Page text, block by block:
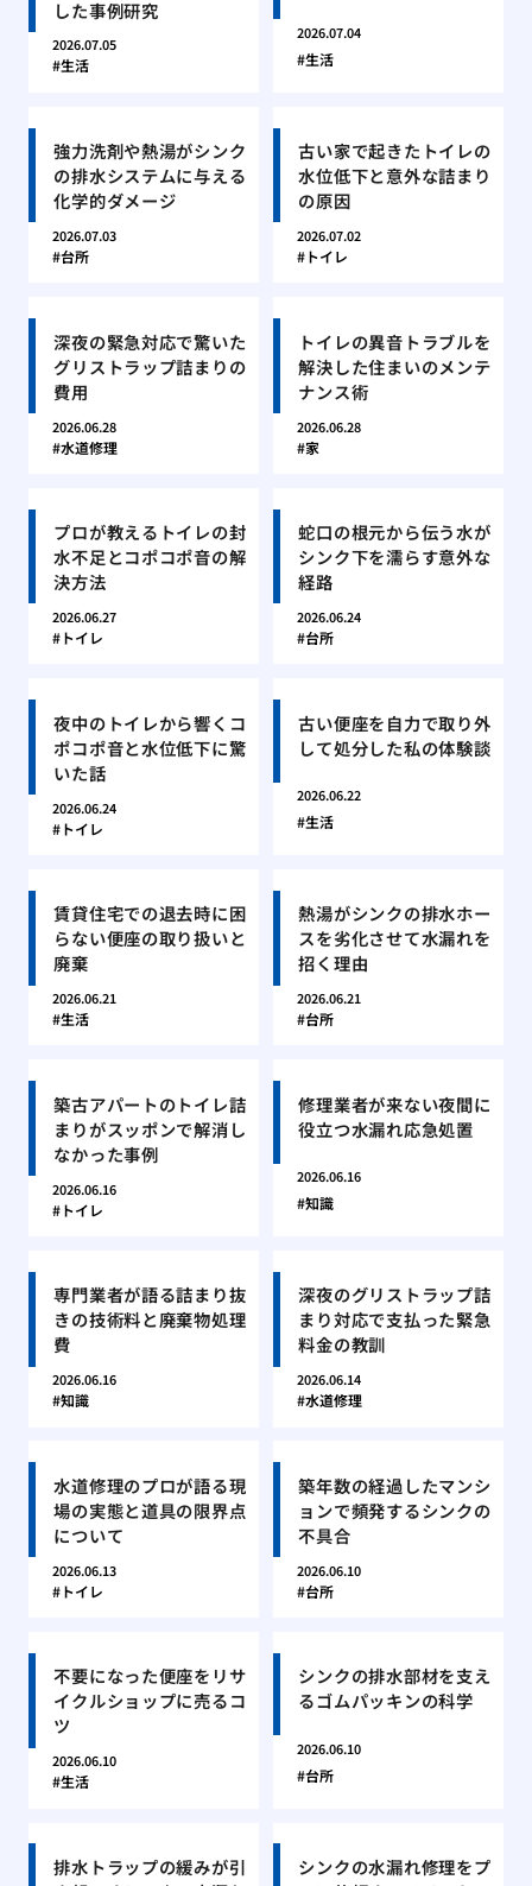
した事例研究
2026.07.05
生活
2026.07.04
生活
強力洗剤や熱湯がシンク
の排水システムに与える
化学的ダメージ
2026.07.03
台所
古い家で起きたトイレの
水位低下と意外な詰まり
の原因
2026.07.02
トイレ
深夜の緊急対応で驚いた
グリストラップ詰まりの
費用
2026.06.28
水道修理
トイレの異音トラブルを
解決した住まいのメンテ
ナンス術
2026.06.28
家
プロが教えるトイレの封
水不足とコポコポ音の解
決方法
2026.06.27
トイレ
蛇口の根元から伝う水が
シンク下を濡らす意外な
経路
2026.06.24
台所
夜中のトイレから響くコ
ポコポ音と水位低下に驚
いた話
2026.06.24
トイレ
古い便座を自力で取り外
して処分した私の体験談
2026.06.22
生活
賃貸住宅での退去時に困
らない便座の取り扱いと
廃棄
2026.06.21
生活
熱湯がシンクの排水ホー
スを劣化させて水漏れを
招く理由
2026.06.21
台所
築古アパートのトイレ詰
まりがスッポンで解消し
なかった事例
2026.06.16
トイレ
修理業者が来ない夜間に
役立つ水漏れ応急処置
2026.06.16
知識
専門業者が語る詰まり抜
きの技術料と廃棄物処理
費
2026.06.16
知識
深夜のグリストラップ詰
まり対応で支払った緊急
料金の教訓
2026.06.14
水道修理
水道修理のプロが語る現
場の実態と道具の限界点
について
2026.06.13
トイレ
築年数の経過したマンシ
ョンで頻発するシンクの
不具合
2026.06.10
台所
不要になった便座をリサ
イクルショップに売るコ
ツ
2026.06.10
生活
シンクの排水部材を支え
るゴムパッキンの科学
2026.06.10
台所
排水トラップの緩みが引
シンクの水漏れ修理をプ